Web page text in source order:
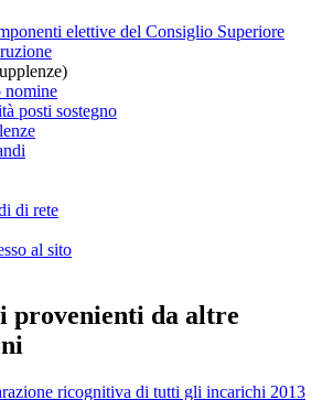
elettive del Consiglio Superiore
nomine
posti sostegno
di rete
al sito
provenienti da altre
ricognitiva di tutti gli incarichi 2013